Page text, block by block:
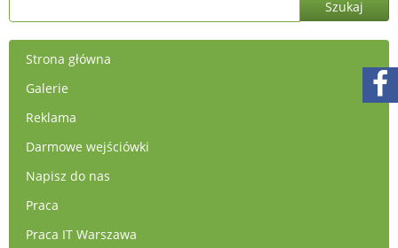
Strona główna
Galerie
Reklama
Darmowe wejściówki
Napisz do nas
Praca
Praca IT Warszawa